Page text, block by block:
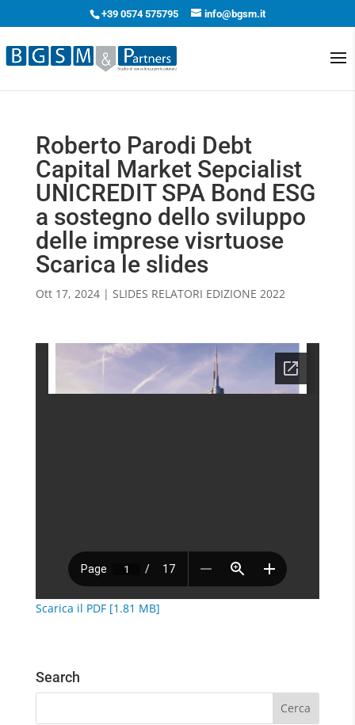
+39 0574 575795 info@bgsm.it
Roberto Parodi Debt
Capital Market Sepcialist
UNICREDIT SPA Bond ESG
a sostegno dello sviluppo
delle imprese visrtuose
Scarica le slides
Ott 17, 2024| SLIDES RELATORI EDIZIONE 2022
Scarica il PDF [1.81 MB]
Search